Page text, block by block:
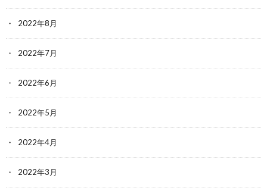
2022年8月
2022年7月
2022年6月
2022年5月
2022年4月
2022年3月